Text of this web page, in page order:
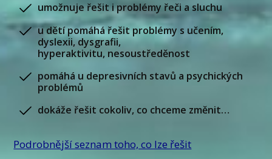
umožnuje řešit i problémy řeči a sluchu
u dětí pomáhá řešit problémy s učením,
dyslexii, dysgrafii,
hyperaktivitu, nesoustředěnost
pomáhá u depresivních stavů a psychických
problémů
dokáže řešit cokoliv, co chceme změnit…
Podrobnější seznam toho, co lze řešit